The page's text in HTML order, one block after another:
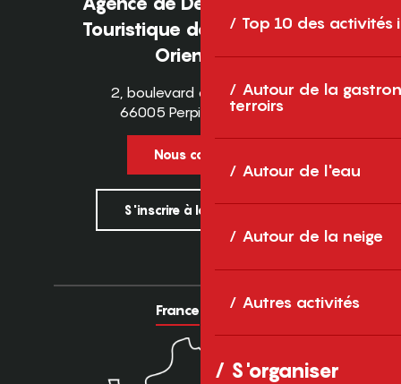
Top 10 des activités
Autour de la
terroirs
Autour de l'eau
Autour de la neige
Autres activités
S'organiser
Touristique des Pyrénées-
Orientales
2, boulevard des Pyrénées
66005 Perpignan Cedex
Nous contacter
S'inscrire à la newsletter
France Europe